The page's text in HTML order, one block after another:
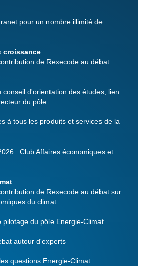
pour un nombre illimité de
croissance
de Rexecode au débat
conseil d'orientation des études, lien
du pôle
à tous les produits et services de la
Club Affaires économiques et
de Rexecode au débat sur
du climat
pilotage du pôle Energie-Climat
autour d'experts
questions Energie-Climat